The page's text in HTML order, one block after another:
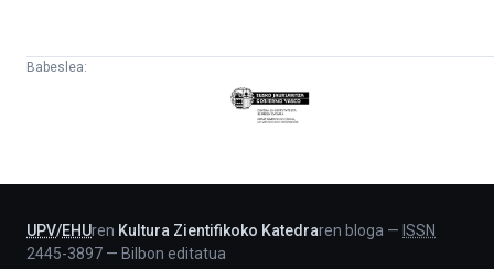
Babeslea:
Eusko
Jaurlaritza
UPV/EHUren Kultura Zientifikoko Katedraren bloga — ISSN
2445-3897 — Bilbon editatua